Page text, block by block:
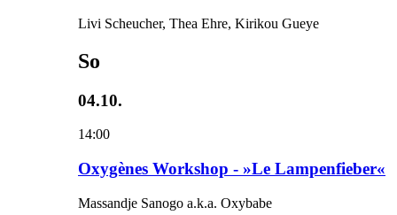
Livi Scheucher, Thea Ehre, Kirikou Gueye
So
04.10.
14:00
Oxygènes Workshop - »Le Lampenfieber«
Massandje Sanogo a.k.a. Oxybabe